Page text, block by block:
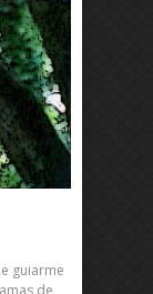
guiarme
de